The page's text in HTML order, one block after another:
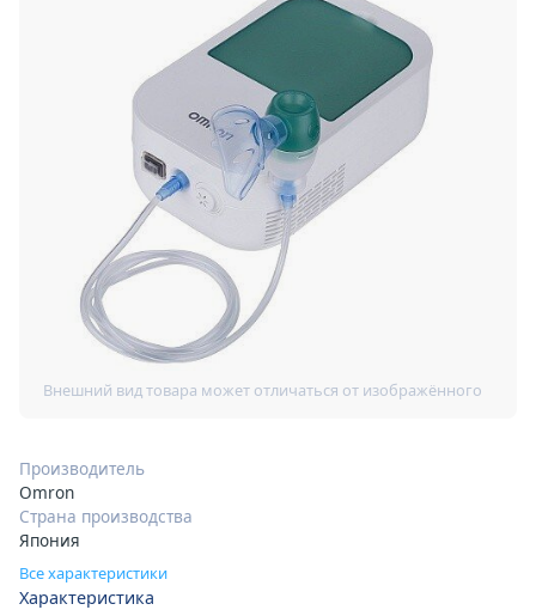
Производитель
Omron
Страна производства
Япония
Все характеристики
Характеристика